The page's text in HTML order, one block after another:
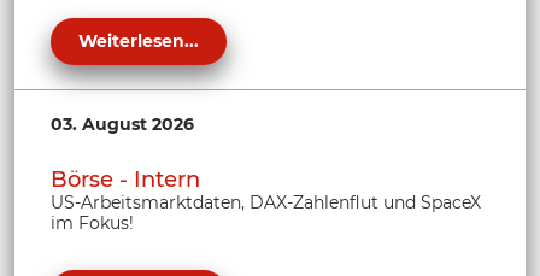
Weiterlesen...
03. August 2026
Börse - Intern
US-Arbeitsmarktdaten, DAX-Zahlenflut und SpaceX
im Fokus!